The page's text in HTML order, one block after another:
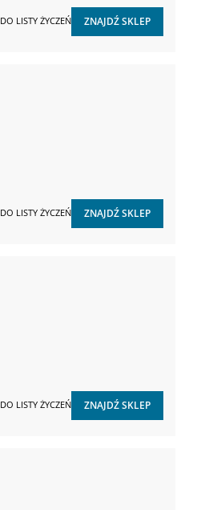
DO LISTY ŻYCZEŃ ZNAJDŹ SKLEP
DO LISTY ŻYCZEŃ ZNAJDŹ SKLEP
DO LISTY ŻYCZEŃ ZNAJDŹ SKLEP